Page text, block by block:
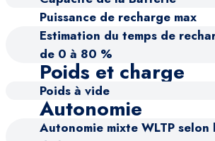
Puissance de recharge max
Estimation du temps de
de 0 à 80 %
Poids et charge
Poids à vide
Autonomie
Autonomie mixte WLTP